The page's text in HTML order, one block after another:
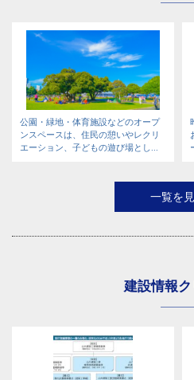
公園・緑地・体育施設などのオープ
ンスペースは、住民の憩いやレクリ
エーション、子どもの遊び場とし...
一覧を
建設情報